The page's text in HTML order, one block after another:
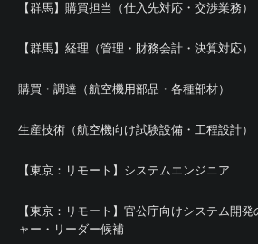
【群馬】購買担当（仕入先対応・交渉業務）
【群馬】経理（管理・財務会計・決算対応）
購買・調達（航空機用部品・各種部材）
生産技術（航空機向け試験設備・工程設計）
【東京：リモート】システムエンジニア
【東京：リモート】官公庁向けシステム開
ャー・リーダー候補